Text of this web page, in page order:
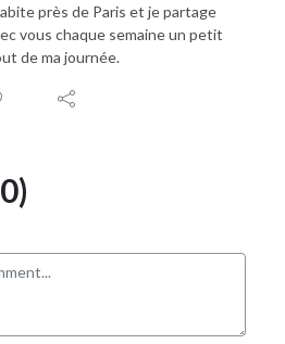
près de Paris et je partage
vous chaque semaine un petit
de ma journée.